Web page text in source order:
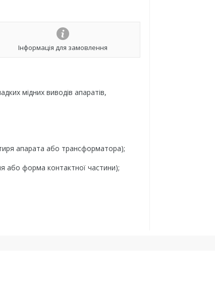
Інформація для замовлення
мідних виводів апаратів,
апарата або трансформатора);
або форма контактної частини);